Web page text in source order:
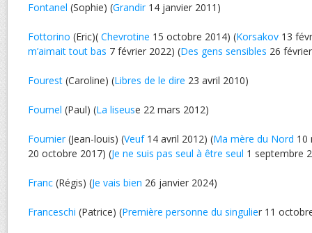
Fontanel (Sophie) (Grandir14 janvier 2011)
Fottorino (Eric)( Chevrotine 15 octobre 2014) (Korsakov 13
m’aimait tout bas 7 février 2022) (Des gens sensibles 26
Fourest (Caroline) (Libres de le dire 23 avril 2010)
Fournel (Paul) (La liseuse 22 mars 2012)
Fournier(Jean-louis) (Veuf14 avril 2012) (Ma mère du Nord 10
20 octobre 2017) (Je ne suis pas seul à être seul 1 septembre
Franc (Régis) (Je vais bien 26 janvier 2024)
Franceschi (Patrice) (Première personne du singulier 11